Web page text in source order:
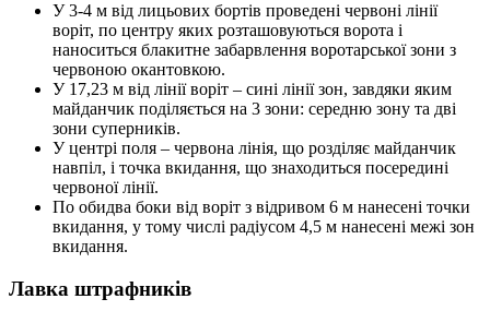
У 3-4 м від лицьових бортів проведені червоні лінії
воріт, по центру яких розташовуються ворота і
наноситься блакитне забарвлення воротарської зони з
червоною окантовкою.
У 17,23 м від лінії воріт – сині лінії зон, завдяки яким
майданчик поділяється на 3 зони: середню зону та дві
зони суперників.
У центрі поля – червона лінія, що розділяє майданчик
навпіл, і точка вкидання, що знаходиться посередині
червоної лінії.
По обидва боки від воріт з відривом 6 м нанесені точки
вкидання, у тому числі радіусом 4,5 м нанесені межі зон
вкидання.
Лавка штрафників